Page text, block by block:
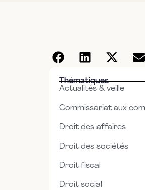
Thématiques
Actualités & veille
Commissariat aux
Droit des affaires
Droit des sociétés
Droit fiscal
Droit social